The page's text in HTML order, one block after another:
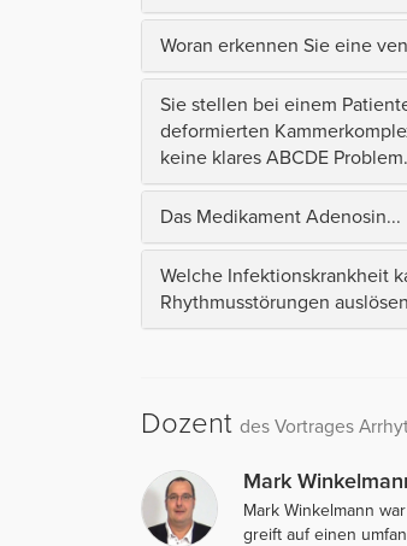
Woran erkennen Sie eine
Sie stellen bei einem
deformierten
keine klares ABCDE
Das Medikament Adenosin...
Welche Infektionskrankheit
Rhythmusstörungen
Dozent des Vortrages
Mark
Mark Winkelmann
greift auf einen